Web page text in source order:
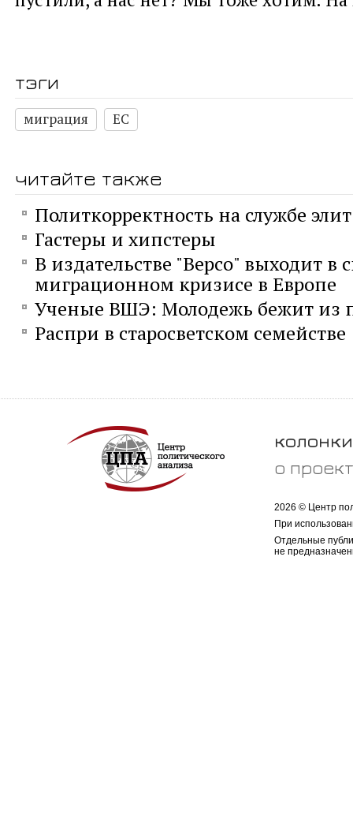
тэги
миграция ЕС
читайте также
Политкорректность на службе элит
Гастеры и хипстеры
В издательстве "Версо" выходит в
миграционном кризисе в Европе
Ученые ВШЭ: Молодежь бежит из
Распри в старосветском семействе
колонки
о
2026 © Центр
При
Отдельные
не